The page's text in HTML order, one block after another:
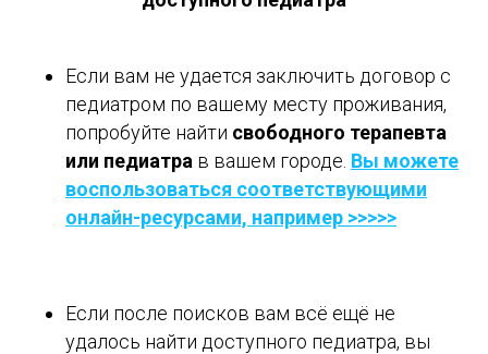
Если вам не удается заключить договор с
педиатром по вашему месту проживания,
попробуйте найти свободного терапевта
или педиатра в вашем городе. Вы можете
воспользоваться соответствующими
онлайн-ресурсами, например >>>>>
Если после поисков вам всё ещё не
удалось найти доступного педиатра, вы